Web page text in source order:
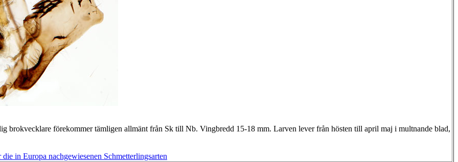
brokvecklare förekommer tämligen allmänt från Sk till Nb. Vingbredd 15-18 mm. Larven lever från hösten till april maj i multnande blad,
in Europa nachgewiesenen Schmetterlingsarten